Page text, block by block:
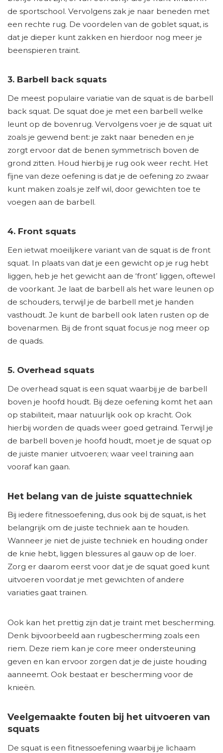
de sportschool. Vervolgens zak je naar beneden met
een rechte rug. De voordelen van de goblet squat, is
dat je dieper kunt zakken en hierdoor nog meer je
beenspieren traint.
3. Barbell back squats
De meest populaire variatie van de squat is de barbell
back squat. De squat doe je met een barbell welke
leunt op de bovenrug. Vervolgens voer je de squat uit
zoals je gewend bent: je zakt naar beneden en je
zorgt ervoor dat de benen symmetrisch boven de
grond zitten. Houd hierbij je rug ook weer recht. Het
fijne van deze oefening is dat je de oefening zo zwaar
kunt maken zoals je zelf wil, door gewichten toe te
voegen aan de barbell.
4. Front squats
Een ietwat moeilijkere variant van de squat is de front
squat. In plaats van dat je een gewicht op je rug hebt
liggen, heb je het gewicht aan de ‘front’ liggen, oftewel
de voorkant. Je laat de barbell als het ware leunen op
de schouders, terwijl je de barbell met je handen
vasthoudt. Je kunt de barbell ook laten rusten op de
bovenarmen. Bij de front squat focus je nog meer op
de quads.
5. Overhead squats
De overhead squat is een squat waarbij je de barbell
boven je hoofd houdt. Bij deze oefening komt het aan
op stabiliteit, maar natuurlijk ook op kracht. Ook
hierbij worden de quads weer goed getraind. Terwijl je
de barbell boven je hoofd houdt, moet je de squat op
de juiste manier uitvoeren; waar veel training aan
vooraf kan gaan.
Het belang van de juiste squattechniek
Bij iedere fitnessoefening, dus ook bij de squat, is het
belangrijk om de juiste techniek aan te houden.
Wanneer je niet de juiste techniek en houding onder
de knie hebt, liggen blessures al gauw op de loer.
Zorg er daarom eerst voor dat je de squat goed kunt
uitvoeren voordat je met gewichten of andere
variaties gaat trainen.
Ook kan het prettig zijn dat je traint met bescherming.
Denk bijvoorbeeld aan rugbescherming zoals een
riem. Deze riem kan je core meer ondersteuning
geven en kan ervoor zorgen dat je de juiste houding
aanneemt. Ook bestaat er bescherming voor de
knieën.
Veelgemaakte fouten bij het uitvoeren van
squats
De squat is een fitnessoefening waarbij je lichaam